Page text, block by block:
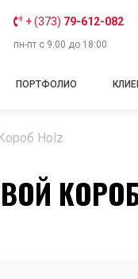
+ (373) 79-612-082
пн-пт с 9:00 до 18:00
ПОРТФОЛИО
Holz
КОРОБ